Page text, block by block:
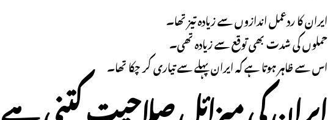
ایران کا ردعمل اندازوں سے زیادہ تیز تھا۔
حملوں کی شدت بھی توقع سے زیادہ تھی۔
اس سے ظاہر ہوتا ہے کہ ایران پہلے سے تیاری کر چکا تھا۔
ایران کی میزائل صلاحیت کتنی